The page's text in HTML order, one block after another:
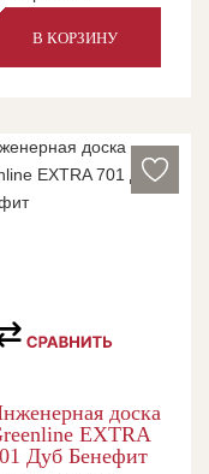
В КОРЗИНУ
доска
EXTRA
Дуб Бенефит